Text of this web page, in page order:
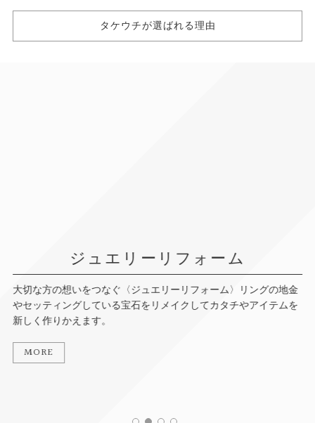
タケウチが選ばれる理由
ジュエリーリフォーム
大切な方の想いをつなぐ〈ジュエリーリフォーム〉リングの地金
やセッティングしている宝石をリメイクしてカタチやアイテムを
新しく作りかえます。
MORE